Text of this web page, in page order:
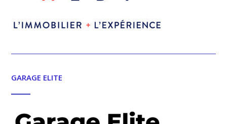
GARAGE ELITE